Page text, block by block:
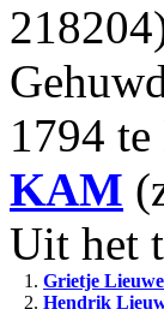
1794
KAM
Uit het
1. Grietje
2. Hendrik